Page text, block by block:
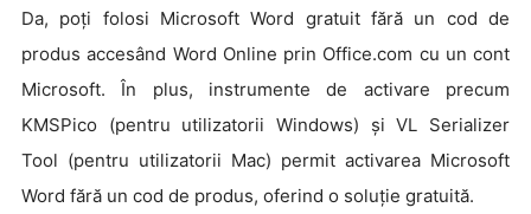
Da, poți folosi Microsoft Word gratuit fără un cod de
produs accesând Word Online prin Office.com cu un cont
Microsoft. În plus, instrumente de activare precum
KMSPico (pentru utilizatorii Windows) și VL Serializer
Tool (pentru utilizatorii Mac) permit activarea Microsoft
Word fără un cod de produs, oferind o soluție gratuită.